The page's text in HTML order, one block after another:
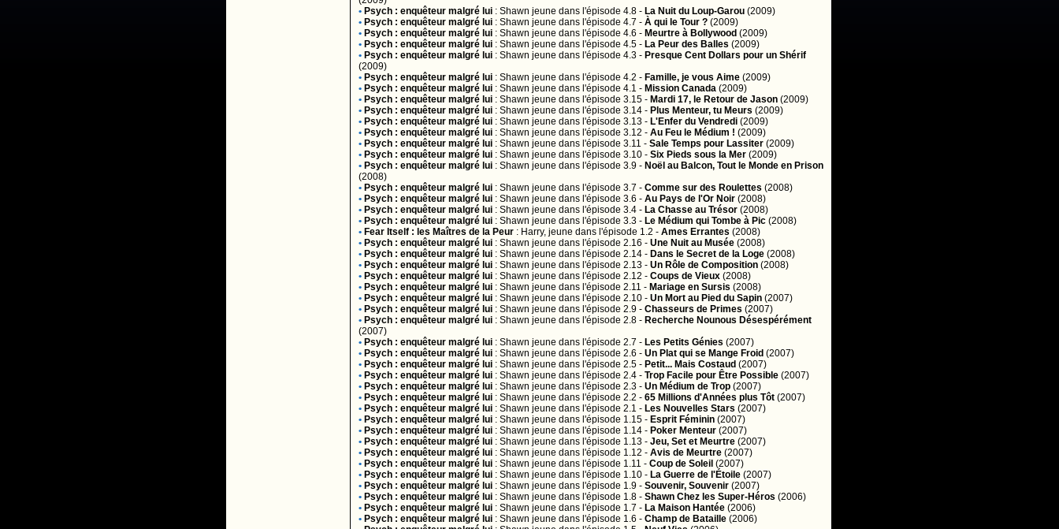
• Psych : enquêteur malgré lui : Shawn jeune dans l'épisode 4.8 - La Nuit du Loup-Garou (2009)
• Psych : enquêteur malgré lui : Shawn jeune dans l'épisode 4.7 - À qui le Tour ? (2009)
• Psych : enquêteur malgré lui : Shawn jeune dans l'épisode 4.6 - Meurtre à Bollywood (2009)
• Psych : enquêteur malgré lui : Shawn jeune dans l'épisode 4.5 - La Peur des Balles (2009)
• Psych : enquêteur malgré lui : Shawn jeune dans l'épisode 4.3 - Presque Cent Dollars pour un Shérif
(2009)
• Psych : enquêteur malgré lui : Shawn jeune dans l'épisode 4.2 - Famille, je vous Aime (2009)
• Psych : enquêteur malgré lui : Shawn jeune dans l'épisode 4.1 - Mission Canada (2009)
• Psych : enquêteur malgré lui : Shawn jeune dans l'épisode 3.15 - Mardi 17, le Retour de Jason (2009)
• Psych : enquêteur malgré lui : Shawn jeune dans l'épisode 3.14 - Plus Menteur, tu Meurs (2009)
• Psych : enquêteur malgré lui : Shawn jeune dans l'épisode 3.13 - L'Enfer du Vendredi (2009)
• Psych : enquêteur malgré lui : Shawn jeune dans l'épisode 3.12 - Au Feu le Médium ! (2009)
• Psych : enquêteur malgré lui : Shawn jeune dans l'épisode 3.11 - Sale Temps pour Lassiter (2009)
• Psych : enquêteur malgré lui : Shawn jeune dans l'épisode 3.10 - Six Pieds sous la Mer (2009)
• Psych : enquêteur malgré lui : Shawn jeune dans l'épisode 3.9 - Noël au Balcon, Tout le Monde en Prison
(2008)
• Psych : enquêteur malgré lui : Shawn jeune dans l'épisode 3.7 - Comme sur des Roulettes (2008)
• Psych : enquêteur malgré lui : Shawn jeune dans l'épisode 3.6 - Au Pays de l'Or Noir (2008)
• Psych : enquêteur malgré lui : Shawn jeune dans l'épisode 3.4 - La Chasse au Trésor (2008)
• Psych : enquêteur malgré lui : Shawn jeune dans l'épisode 3.3 - Le Médium qui Tombe à Pic (2008)
• Fear Itself : les Maîtres de la Peur : Harry, jeune dans l'épisode 1.2 - Ames Errantes (2008)
• Psych : enquêteur malgré lui : Shawn jeune dans l'épisode 2.16 - Une Nuit au Musée (2008)
• Psych : enquêteur malgré lui : Shawn jeune dans l'épisode 2.14 - Dans le Secret de la Loge (2008)
• Psych : enquêteur malgré lui : Shawn jeune dans l'épisode 2.13 - Un Rôle de Composition (2008)
• Psych : enquêteur malgré lui : Shawn jeune dans l'épisode 2.12 - Coups de Vieux (2008)
• Psych : enquêteur malgré lui : Shawn jeune dans l'épisode 2.11 - Mariage en Sursis (2008)
• Psych : enquêteur malgré lui : Shawn jeune dans l'épisode 2.10 - Un Mort au Pied du Sapin (2007)
• Psych : enquêteur malgré lui : Shawn jeune dans l'épisode 2.9 - Chasseurs de Primes (2007)
• Psych : enquêteur malgré lui : Shawn jeune dans l'épisode 2.8 - Recherche Nounous Désespérément
(2007)
• Psych : enquêteur malgré lui : Shawn jeune dans l'épisode 2.7 - Les Petits Génies (2007)
• Psych : enquêteur malgré lui : Shawn jeune dans l'épisode 2.6 - Un Plat qui se Mange Froid (2007)
• Psych : enquêteur malgré lui : Shawn jeune dans l'épisode 2.5 - Petit... Mais Costaud (2007)
• Psych : enquêteur malgré lui : Shawn jeune dans l'épisode 2.4 - Trop Facile pour Être Possible (2007)
• Psych : enquêteur malgré lui : Shawn jeune dans l'épisode 2.3 - Un Médium de Trop (2007)
• Psych : enquêteur malgré lui : Shawn jeune dans l'épisode 2.2 - 65 Millions d'Années plus Tôt (2007)
• Psych : enquêteur malgré lui : Shawn jeune dans l'épisode 2.1 - Les Nouvelles Stars (2007)
• Psych : enquêteur malgré lui : Shawn jeune dans l'épisode 1.15 - Esprit Féminin (2007)
• Psych : enquêteur malgré lui : Shawn jeune dans l'épisode 1.14 - Poker Menteur (2007)
• Psych : enquêteur malgré lui : Shawn jeune dans l'épisode 1.13 - Jeu, Set et Meurtre (2007)
• Psych : enquêteur malgré lui : Shawn jeune dans l'épisode 1.12 - Avis de Meurtre (2007)
• Psych : enquêteur malgré lui : Shawn jeune dans l'épisode 1.11 - Coup de Soleil (2007)
• Psych : enquêteur malgré lui : Shawn jeune dans l'épisode 1.10 - La Guerre de l'Étoile (2007)
• Psych : enquêteur malgré lui : Shawn jeune dans l'épisode 1.9 - Souvenir, Souvenir (2007)
• Psych : enquêteur malgré lui : Shawn jeune dans l'épisode 1.8 - Shawn Chez les Super-Héros (2006)
• Psych : enquêteur malgré lui : Shawn jeune dans l'épisode 1.7 - La Maison Hantée (2006)
• Psych : enquêteur malgré lui : Shawn jeune dans l'épisode 1.6 - Champ de Bataille (2006)